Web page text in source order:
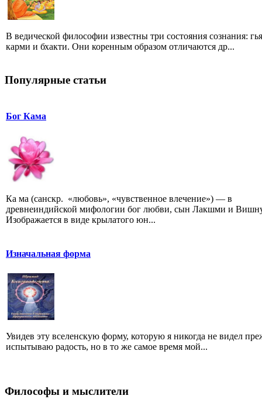
В ведической философии известны три состояния сознания:
карми и бхакти. Они коренным образом отличаются др...
Популярные статьи
Бог Кама
Ка ма (санскр. «любовь», «чувственное влечение») — в
древнеиндийской мифологии бог любви, сын Лакшми и
Изображается в виде крылатого юн...
Изначальная форма
Увидев эту вселенскую форму, которую я никогда не видел
испытываю радость, но в то же самое время мой...
Философы и мыслители